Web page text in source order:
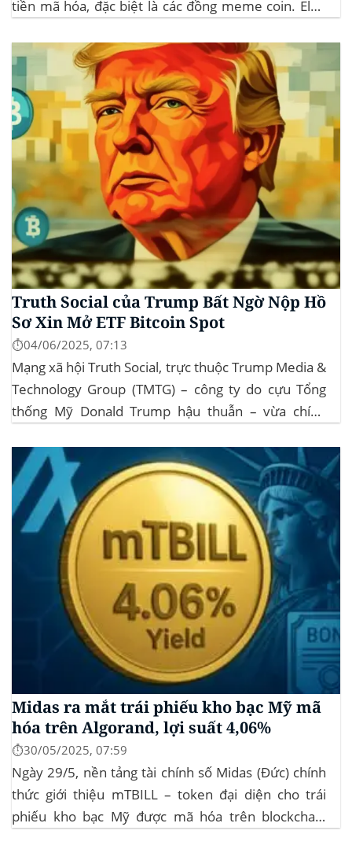
tiền mã hóa, đặc biệt là các đồng meme coin. Elon
Government Efficiency) và chỉ trích dự luật “Big
Beautiful Bill” của Trump,...
Truth Social của Trump Bất Ngờ Nộp Hồ
Sơ Xin Mở ETF Bitcoin Spot
⏱️04/06/2025, 07:13
Mạng xã hội Truth Social, trực thuộc Trump Media &
Technology Group (TMTG) – công ty do cựu Tổng
thống Mỹ Donald Trump hậu thuẫn – vừa chính
dịch Mỹ (SEC) để xin phê duyệt quỹ ETF Bitcoin...
Midas ra mắt trái phiếu kho bạc Mỹ mã
hóa trên Algorand, lợi suất 4,06%
⏱️30/05/2025, 07:59
Ngày 29/5, nền tảng tài chính số Midas (Đức) chính
thức giới thiệu mTBILL – token đại diện cho trái
phiếu kho bạc Mỹ được mã hóa trên blockchain